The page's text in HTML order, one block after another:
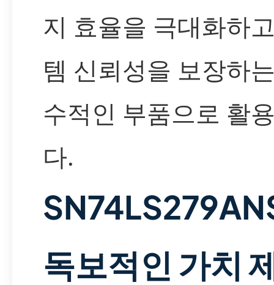
지 효율을 극대화하
템 신뢰성을 보장하
수적인 부품으로 활
다.
독보적인 가치